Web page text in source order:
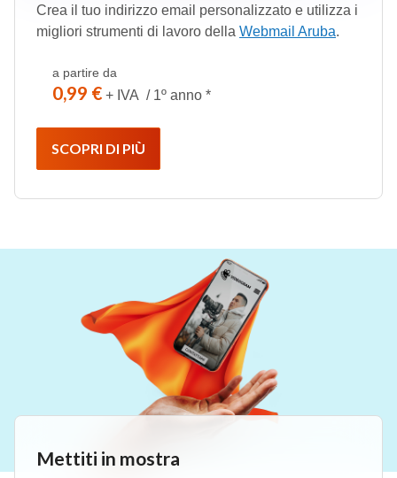
Crea il tuo indirizzo email personalizzato e utilizza i
migliori strumenti di lavoro della Webmail Aruba.
a partire da
0,99 € + IVA / 1º anno *
SCOPRI DI PIÙ
Mettiti in mostra